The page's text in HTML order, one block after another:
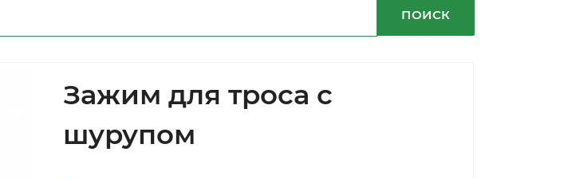
ПОИСК
Зажим для троса с
шурупом